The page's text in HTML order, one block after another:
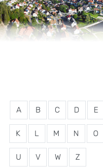
A B C D E
K L M N O
U V W Z